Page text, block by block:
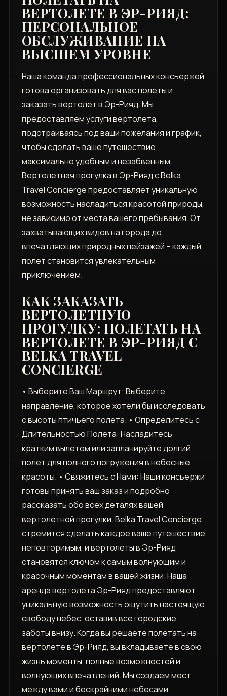
ВЕРТОЛЕТЕ В ЭР-РИЯД:
ПЕРСОНАЛЬНОЕ
ОБСЛУЖИВАНИЕ НА
ВЫСШЕМ УРОВНЕ
Наша команда профессиональных консьержей
готова организовать для вас полеты и
заказать вертолет в Эр-Рияд. Мы
предоставляем услуги вертолета,
подстраиваясь под ваши пожелания и график,
чтобы сделать ваше путешествие
максимально удобным и незабвенным.
Вертолетная прогулка в Эр-Рияд с Belka
Travel Concierge предоставляет уникальную
возможность насладиться красотой природы,
не зависимо от места вашего пребывания. От
захватывающих видов на города до
впечатляющих природных пейзажей – каждый
полет становится увлекательным
приключением.
КАК ЗАКАЗАТЬ
ВЕРТОЛЕТНУЮ
ПРОГУЛКУ: ПОЛЕТАТЬ НА
ВЕРТОЛЕТЕ В ЭР-РИЯД С
BELKA TRAVEL
CONCIERGE
• Выберите Ваш Маршрут: Выберите
направление, которое хотели бы исследовать
с высоты птичьего полета. • Определитесь с
Длительностью Полета: Насладитесь
кратким вылетом или запланируйте долгий
полет для полного погружения в небесные
красоты. • Свяжитесь с Нами: Наши консьержи
готовы принять ваш заказ и подробно
рассказать обо всех деталях вашей
вертолетной прогулки. Belka Travel Concierge
стремится сделать каждое ваше путешествие
неповторимым, и вертолеты в Эр-Рияд
становятся ключом к самым волнующим и
красочным моментам в вашей жизни. Наша
аренда вертолета Эр-Рияд предоставляют
уникальную возможность ощутить настоящую
свободу небес, оставив все городские
заботы внизу. Когда вы решаете полетать на
вертолете в Эр-Рияд, вы вкладываете в свою
жизнь моменты, полные возможностей и
волнующих впечатлений. Мы создаем мост
между вами и бескрайними небесами,